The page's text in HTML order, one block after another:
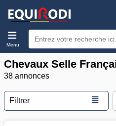
Menu
Chevaux Selle
38 annonces
Filtrer ≣